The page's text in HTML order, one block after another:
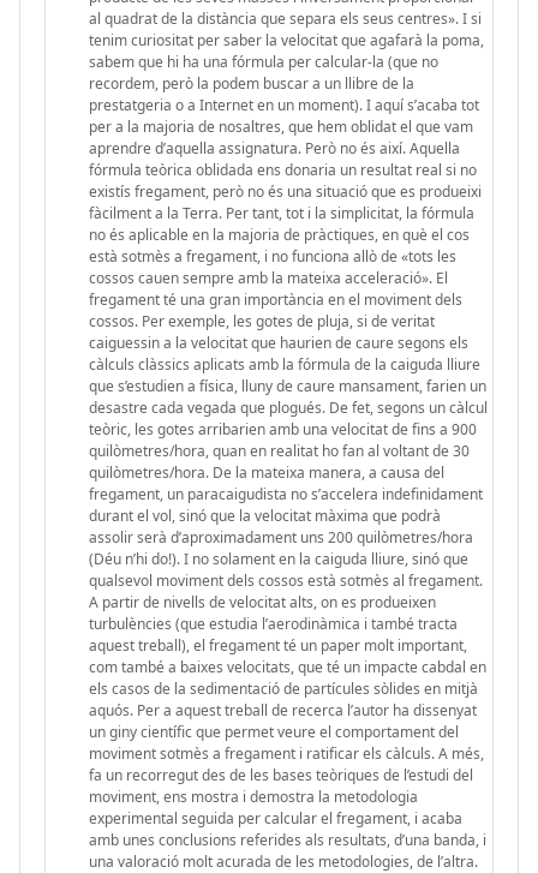
al quadrat de la distància que separa els seus centres». I si
tenim curiositat per saber la velocitat que agafarà la poma,
sabem que hi ha una fórmula per calcular-la (que no
recordem, però la podem buscar a un llibre de la
prestatgeria o a Internet en un moment). I aquí s’acaba tot
per a la majoria de nosaltres, que hem oblidat el que vam
aprendre d’aquella assignatura. Però no és així. Aquella
fórmula teòrica oblidada ens donaria un resultat real si no
existís fregament, però no és una situació que es produeixi
fàcilment a la Terra. Per tant, tot i la simplicitat, la fórmula
no és aplicable en la majoria de pràctiques, en què el cos
està sotmès a fregament, i no funciona allò de «tots les
cossos cauen sempre amb la mateixa acceleració». El
fregament té una gran importància en el moviment dels
cossos. Per exemple, les gotes de pluja, si de veritat
caiguessin a la velocitat que haurien de caure segons els
càlculs clàssics aplicats amb la fórmula de la caiguda lliure
que s’estudien a física, lluny de caure mansament, farien un
desastre cada vegada que plogués. De fet, segons un càlcul
teòric, les gotes arribarien amb una velocitat de fins a 900
quilòmetres/hora, quan en realitat ho fan al voltant de 30
quilòmetres/hora. De la mateixa manera, a causa del
fregament, un paracaigudista no s’accelera indefinidament
durant el vol, sinó que la velocitat màxima que podrà
assolir serà d’aproximadament uns 200 quilòmetres/hora
(Déu n’hi do!). I no solament en la caiguda lliure, sinó que
qualsevol moviment dels cossos està sotmès al fregament.
A partir de nivells de velocitat alts, on es produeixen
turbulències (que estudia l’aerodinàmica i també tracta
aquest treball), el fregament té un paper molt important,
com també a baixes velocitats, que té un impacte cabdal en
els casos de la sedimentació de partícules sòlides en mitjà
aquós. Per a aquest treball de recerca l’autor ha dissenyat
un giny científic que permet veure el comportament del
moviment sotmès a fregament i ratificar els càlculs. A més,
fa un recorregut des de les bases teòriques de l’estudi del
moviment, ens mostra i demostra la metodologia
experimental seguida per calcular el fregament, i acaba
amb unes conclusions referides als resultats, d’una banda, i
una valoració molt acurada de les metodologies, de l’altra.